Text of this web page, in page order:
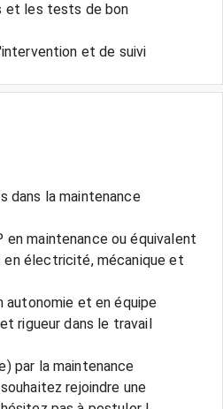
et les tests de bon
dans la maintenance
en maintenance ou équivalent
en électricité, mécanique et
autonomie et en équipe
rigueur dans le travail
par la maintenance
rejoindre une